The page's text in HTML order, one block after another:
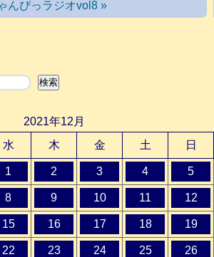
んぴっラジオvol8 »
検索
2021年12月
水 木 金 土 日
1 2 3 4 5
8 9 10 11 12
15 16 17 18 19
22 23 24 25 26